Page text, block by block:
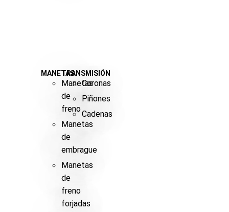
MANETAS
Manetas
de
freno
Manetas
de
embrague
Manetas
de
freno
forjadas
TRANSMISIÓN
Coronas
Piñones
Cadenas